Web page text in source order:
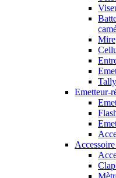
Tally
Emetteur-